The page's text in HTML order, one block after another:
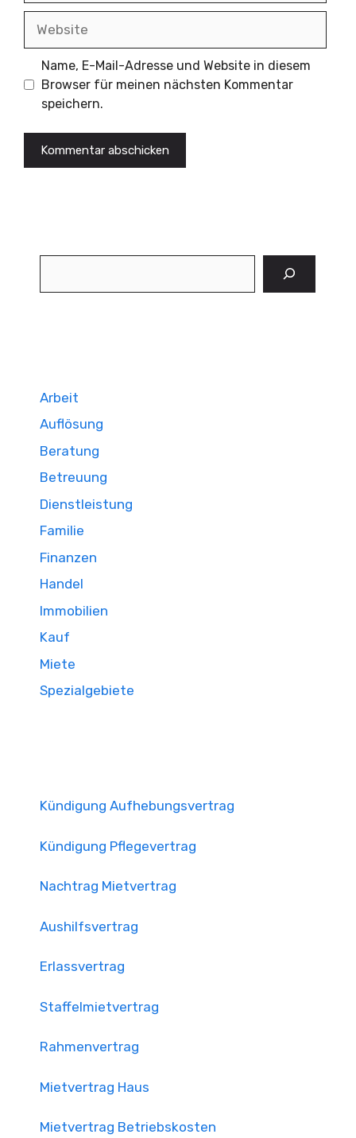
Name, E-Mail-Adresse und Website in diesem
Browser für meinen nächsten Kommentar
speichern.
Arbeit
Auflösung
Beratung
Betreuung
Dienstleistung
Familie
Finanzen
Handel
Immobilien
Kauf
Miete
Spezialgebiete
Kündigung Aufhebungsvertrag
Kündigung Pflegevertrag
Nachtrag Mietvertrag
Aushilfsvertrag
Erlassvertrag
Staffelmietvertrag
Rahmenvertrag
Mietvertrag Haus
Mietvertrag Betriebskosten